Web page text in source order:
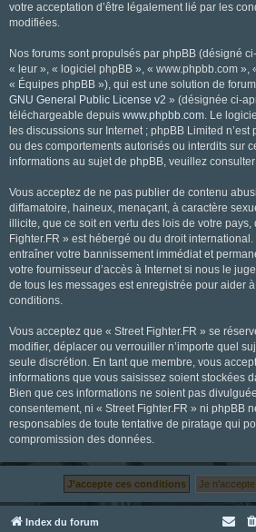
votre acceptation d’être légalement lié par les
modifiées.
Nos forums sont propulsés par phpBB (désigné
« leur », « logiciel phpBB », « www.phpbb.com »,
« Équipes phpBB »), qui est une solution de
GNU General Public License v2 » (désignée ci-
téléchargeable depuis www.phpbb.com. Le
les discussions sur Internet ; phpBB Limited
ou des comportements autorisés ou interdits sur
informations au sujet de phpBB, veuillez
Vous acceptez de ne pas publier de contenu
diffamatoire, haineux, menaçant, à caractère
illicite, que ce soit en vertu des lois de votre pays,
Fighter.FR » est hébergé ou du droit
entraîner votre bannissement immédiat et
votre fournisseur d’accès à Internet si nous le
de tous les messages est enregistrée pour aider
conditions.
Vous acceptez que « Street Fighter.FR » se
modifier, déplacer ou verrouiller n’importe quel
seule discrétion. En tant que membre, vous
informations que vous saisissez soient stockées
Bien que ces informations ne soient pas
consentement, ni « Street Fighter.FR » ni phpBB
responsables de toute tentative de piratage qui
compromission des données.
Index du forum